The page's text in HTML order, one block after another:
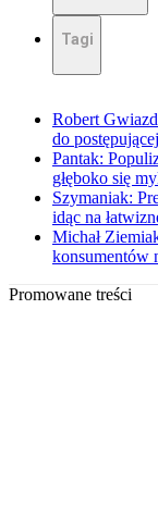
Tagi
Robert
do
Pantak:
głęboko się
Szymaniak:
idąc na
Michał
konsumentów
Promowane treści